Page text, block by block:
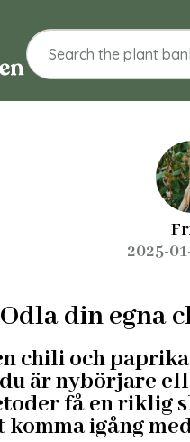
2025-
Odla din egna
chili och
är nybörjare
få en riklig
igång